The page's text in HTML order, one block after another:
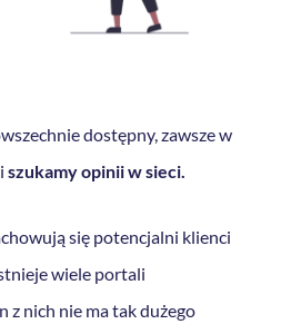
dostępny, zawsze w
szukamy opinii w sieci.
się potencjalni klienci
wiele portali
z nich nie ma tak dużego